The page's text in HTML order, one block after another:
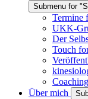
Submenu for
Termine
UKK-
Der
Touch
Coaching
Über mich